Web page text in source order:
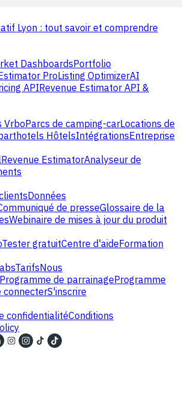
Lyon : tout savoir et comprendre
DashboardsPortfolio
ProListing OptimizerAI
APIRevenue Estimator API &
VrboParcs de camping-carLocations de
HôtelsIntégrationsEntreprise
Revenue EstimatorAnalyseur de
Données
de presseGlossaire de la
Webinaire de mises à jour du produit
Tester gratuitCentre d'aideFormation
TarifsNous
Programme de parrainageProgramme
connecterS'inscrire
confidentialitéConditions